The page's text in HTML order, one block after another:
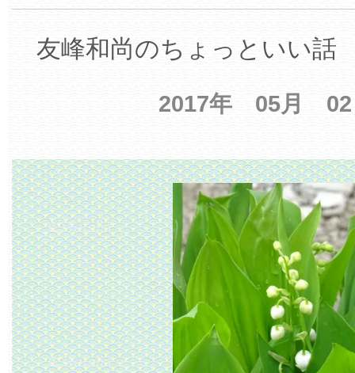
友峰和尚のちょっといい話
2017年 05月